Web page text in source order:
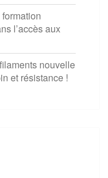
l’accès aux
nouvelle
et résistance !